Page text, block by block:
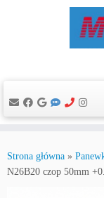
do
treści
Strona główna »
N26B20 czop 50mm